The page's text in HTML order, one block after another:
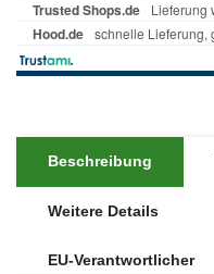
Beschreibung
Weitere Details
EU-Verantwortlicher